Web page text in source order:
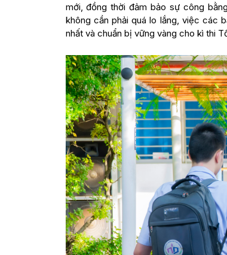
mới, đồng thời đảm bảo sự công
không cần phải quá lo lắng, việc các
nhất và chuẩn bị vững vàng cho kì thi